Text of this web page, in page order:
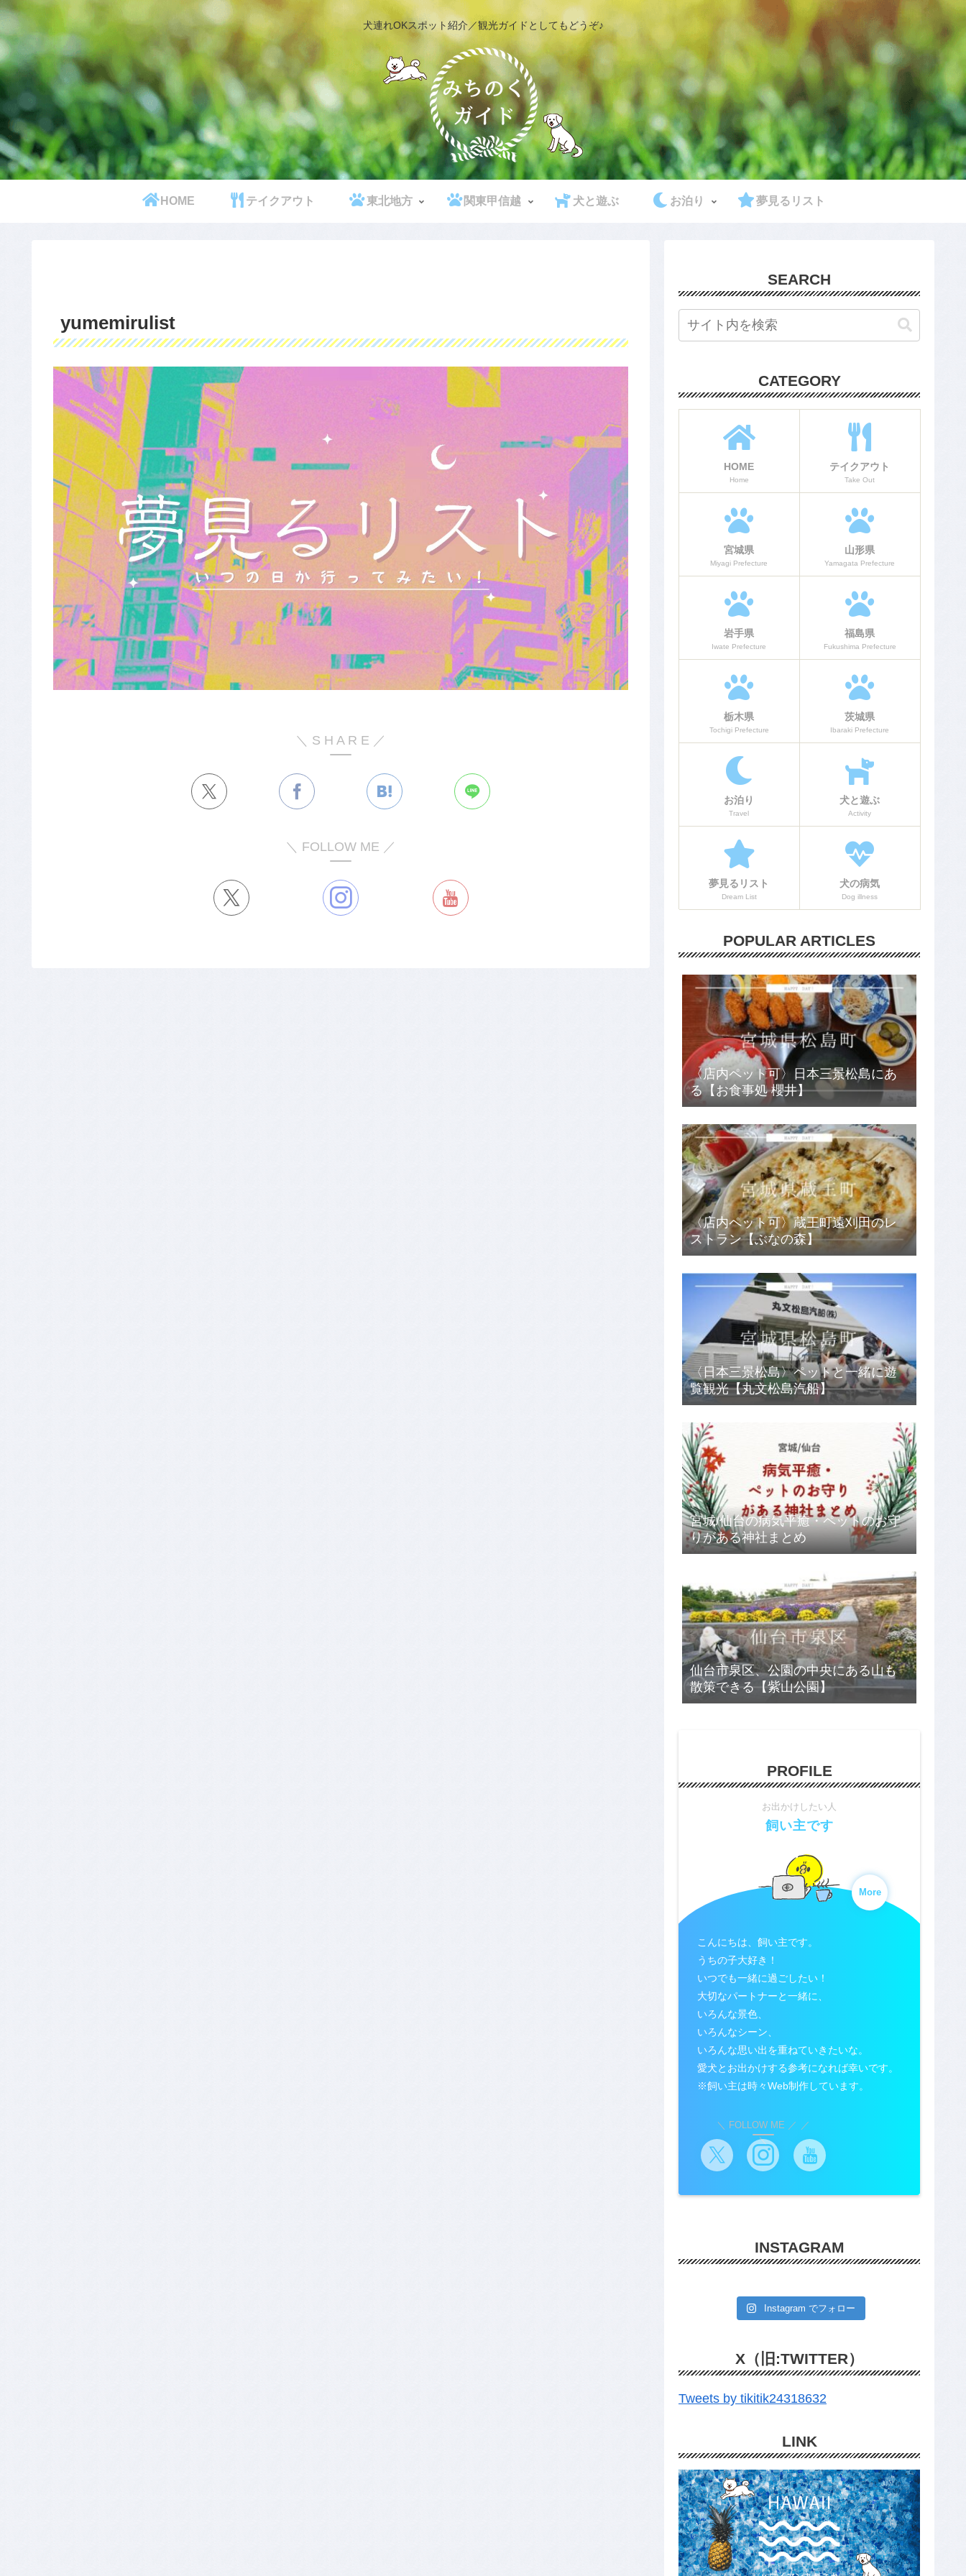
犬連れOKスポット紹介／観光ガイドとしてもどうぞ♪
HOME テイクアウト 東北地方 関東甲信越 犬と遊ぶ お泊り 夢見るリスト
yumemirulist
＼ S H A R E ／
＼ FOLLOW ME ／
SEARCH
CATEGORY
HOME
Home
テイクアウト
Take Out
宮城県
Miyagi Prefecture
山形県
Yamagata Prefecture
岩手県
Iwate Prefecture
福島県
Fukushima Prefecture
栃木県
Tochigi Prefecture
茨城県
Ibaraki Prefecture
お泊り
Travel
犬と遊ぶ
Activity
夢見るリスト
Dream List
犬の病気
Dog illness
POPULAR ARTICLES
〈店内ペット可〉日本三景松島にあ
る【お食事処 櫻井】
〈店内ペット可〉蔵王町遠刈田のレ
ストラン【ぶなの森】
〈日本三景松島〉ペットと一緒に遊
覧観光【丸文松島汽船】
宮城/仙台の病気平癒・ペットのお守
りがある神社まとめ
仙台市泉区、公園の中央にある山も
散策できる【紫山公園】
PROFILE
お出かけしたい人
飼い主です
More
こんにちは、飼い主です。
うちの子大好き！
いつでも一緒に過ごしたい！
大切なパートナーと一緒に、
いろんな景色、
いろんなシーン、
いろんな思い出を重ねていきたいな。
愛犬とお出かけする参考になれば幸いです。
※飼い主は時々Web制作しています。
＼ FOLLOW ME ／
INSTAGRAM
Instagram でフォロー
X（旧:TWITTER）
Tweets by tikitik24318632
LINK